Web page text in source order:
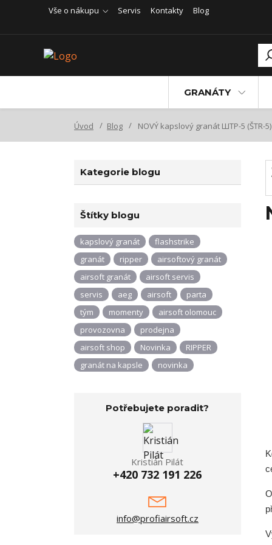
Vše o nákupu Servis Kontakty Blog
GRANÁTY
Úvod Blog NOVÝ kapslový granát ШТР-5 (ŠTR-5)
Kategorie blogu
Štítky blogu
kapslový granát
flashstrike
granát
ripper
airsoftový granát
airsoft granát
airsoft servis
servis
aeg airsoft
parta
tým
momenty
airsoft olomouc
provozovna
prodejna
airsoft shop
Novinka
RIPPER
granát na kapsle
novinka
Potřebujete poradit?
Kristián Pilát
+420 732 191 226
info@profiairsoft.cz